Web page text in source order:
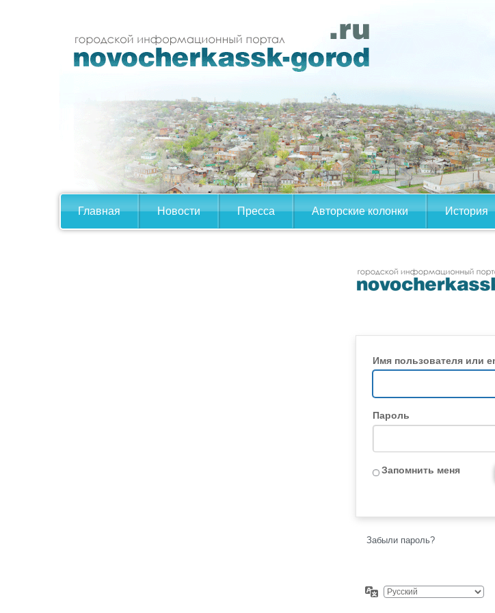
Главная Новости Пресса Авторские колонки История
Имя пользователя или
Пароль
Запомнить меня
Забыли пароль?